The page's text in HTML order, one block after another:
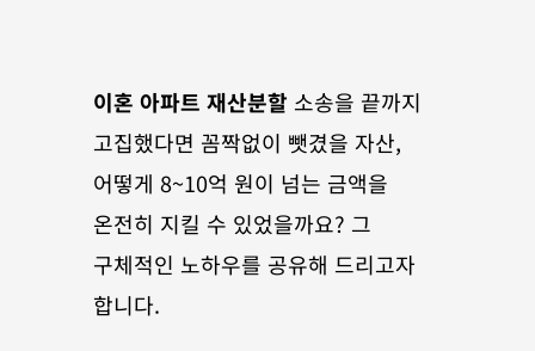
이혼 아파트 재산분할 소송을 끝까지
고집했다면 꼼짝없이 뺏겼을 자산,
어떻게 8~10억 원이 넘는 금액을
온전히 지킬 수 있었을까요? 그
구체적인 노하우를 공유해 드리고자
합니다.